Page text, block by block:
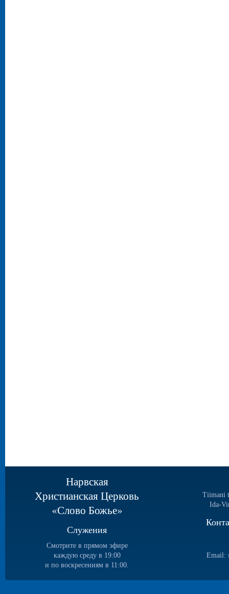
Нарвская
Христианская Церковь
«Слово Божье»
Служения
Смотрите в прямом эфире
каждую среду в 19:00
и по воскресениям в 11:00.
Tiimani
Ida-
Email: